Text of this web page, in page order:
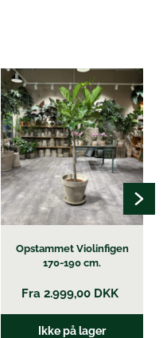
Opstammet Violinfigen
170-190 cm.
Fra 2.999,00 DKK
Ikke på lager
Dette
vare
har
flere
varianter.
Mulighederne
kan
vælges
på
varesiden